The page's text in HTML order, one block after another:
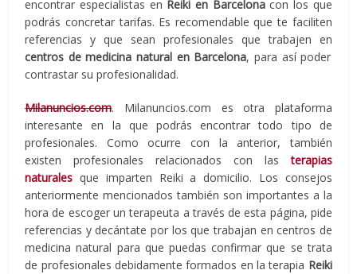
encontrar especialistas en Reiki en Barcelonacon los que
podrás concretar tarifas. Es recomendable que te faciliten
referencias y que sean profesionales que trabajen en
centros de medicina natural en Barcelona, para así poder
contrastar su profesionalidad.
Milanuncios.com. Milanuncios.com es otra plataforma
interesante en la que podrás encontrar todo tipo de
profesionales. Como ocurre con la anterior, también
existen profesionales relacionados con las terapias
naturalesque imparten Reiki a domicilio. Los consejos
anteriormente mencionados también son importantes a la
hora de escoger un terapeuta a través de esta página, pide
referencias y decántate por los que trabajan en centros de
medicina natural para que puedas confirmar que se trata
de profesionales debidamente formados en la terapia Reiki